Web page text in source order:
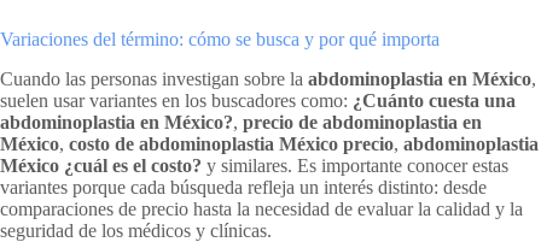
Variaciones del término: cómo se busca y por qué importa
Cuando las personas investigan sobre la abdominoplastia en México,
suelen usar variantes en los buscadores como: ¿Cuánto cuesta una
abdominoplastia en México?, precio de abdominoplastia en
México, costo de abdominoplastia México precio, abdominoplastia
México ¿cuál es el costo? y similares. Es importante conocer estas
variantes porque cada búsqueda refleja un interés distinto: desde
comparaciones de precio hasta la necesidad de evaluar la calidad y la
seguridad de los médicos y clínicas.